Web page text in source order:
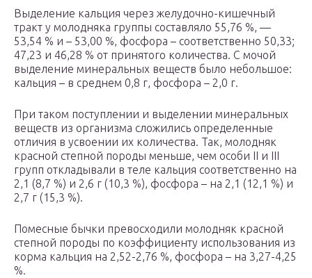
Выделение кальция через желудочно-кишечный
тракт у молодняка группы составляло 55,76 %, —
53,54 % и – 53,00 %, фосфора – соответственно 50,33;
47,23 и 46,28 % от принятого количества. С мочой
выделение минеральных веществ было небольшое:
кальция – в среднем 0,8 г, фосфора – 2,0 г.
При таком поступлении и выделении минеральных
веществ из организма сложились определенные
отличия в усвоении их количества. Так, молодняк
красной степной породы меньше, чем особи II и III
групп откладывали в теле кальция соответственно на
2,1 (8,7 %) и 2,6 г (10,3 %), фосфора – на 2,1 (12,1 %) и
2,7 г (15,3 %).
Помесные бычки превосходили молодняк красной
степной породы по коэффициенту использования из
корма кальция на 2,52-2,76 %, фосфора – на 3,27-4,25
%.